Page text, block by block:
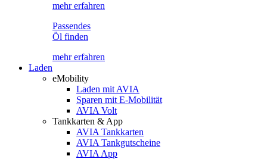
mehr erfahren
Passendes
Öl finden
mehr erfahren
Laden
eMobility
Laden mit AVIA
Sparen mit E-Mobilität
AVIA Volt
Tankkarten & App
AVIA Tankkarten
AVIA Tankgutscheine
AVIA App